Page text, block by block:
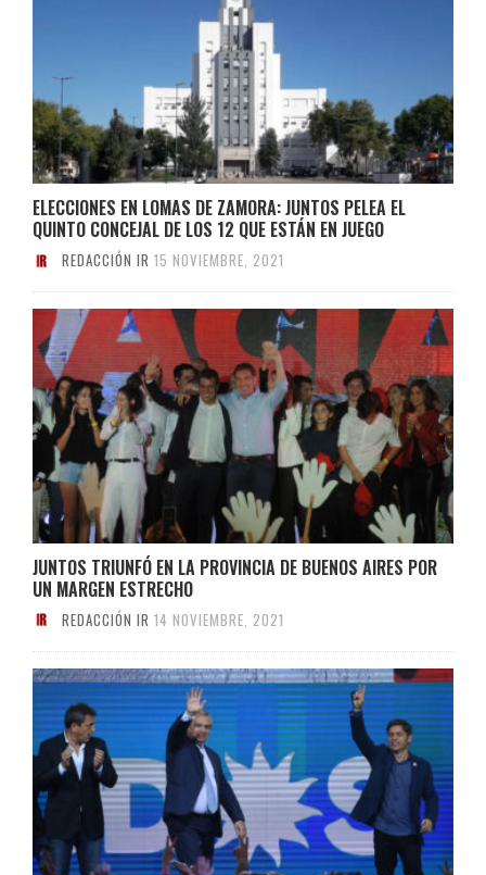
ELECCIONES EN LOMAS DE ZAMORA: JUNTOS PELEA EL
QUINTO CONCEJAL DE LOS 12 QUE ESTÁN EN JUEGO
REDACCIÓN IR 15 NOVIEMBRE, 2021
JUNTOS TRIUNFÓ EN LA PROVINCIA DE BUENOS AIRES POR
UN MARGEN ESTRECHO
REDACCIÓN IR 14 NOVIEMBRE, 2021